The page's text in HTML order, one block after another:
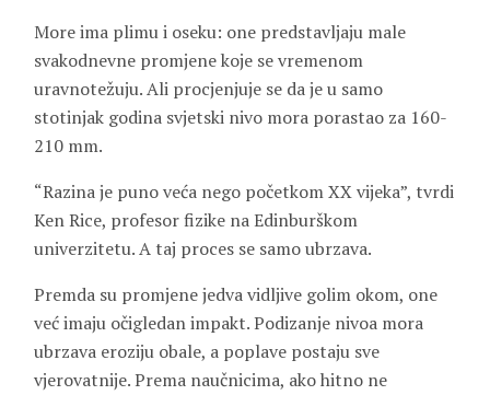
More ima plimu i oseku: one predstavljaju male
svakodnevne promjene koje se vremenom
uravnotežuju. Ali procjenjuje se da je u samo
stotinjak godina svjetski nivo mora porastao za 160-
210 mm.
“Razina je puno veća nego početkom XX vijeka”, tvrdi
Ken Rice, profesor fizike na Edinburškom
univerzitetu. A taj proces se samo ubrzava.
Premda su promjene jedva vidljive golim okom, one
već imaju očigledan impakt. Podizanje nivoa mora
ubrzava eroziju obale, a poplave postaju sve
vjerovatnije. Prema naučnicima, ako hitno ne